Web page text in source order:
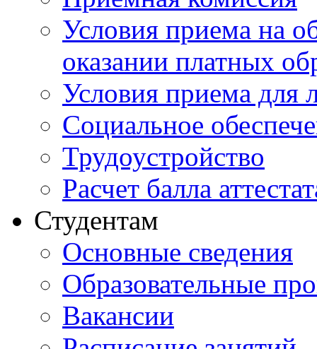
Условия приема на
оказании платных
Условия приема для
Социальное
Трудоустройство
Расчет балла
Студентам
Основные сведения
Образовательные
Вакансии